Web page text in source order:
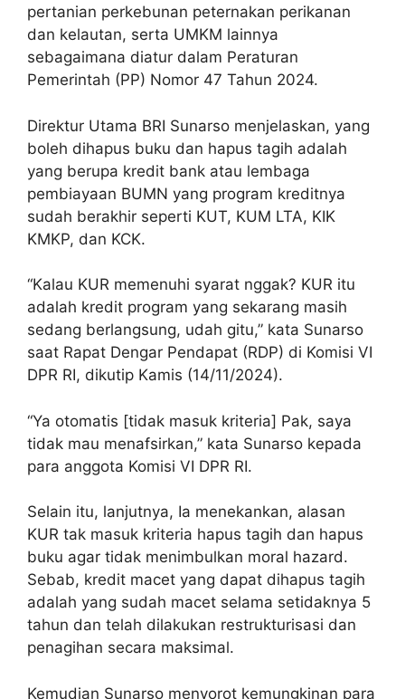
pertanian perkebunan peternakan perikanan
dan kelautan, serta UMKM lainnya
sebagaimana diatur dalam Peraturan
Pemerintah (PP) Nomor 47 Tahun 2024.
Direktur Utama BRI Sunarso menjelaskan, yang
boleh dihapus buku dan hapus tagih adalah
yang berupa kredit bank atau lembaga
pembiayaan BUMN yang program kreditnya
sudah berakhir seperti KUT, KUM LTA, KIK
KMKP, dan KCK.
“Kalau KUR memenuhi syarat nggak? KUR itu
adalah kredit program yang sekarang masih
sedang berlangsung, udah gitu,” kata Sunarso
saat Rapat Dengar Pendapat (RDP) di Komisi VI
DPR RI, dikutip Kamis (14/11/2024).
“Ya otomatis [tidak masuk kriteria] Pak, saya
tidak mau menafsirkan,” kata Sunarso kepada
para anggota Komisi VI DPR RI.
Selain itu, lanjutnya, Ia menekankan, alasan
KUR tak masuk kriteria hapus tagih dan hapus
buku agar tidak menimbulkan moral hazard.
Sebab, kredit macet yang dapat dihapus tagih
adalah yang sudah macet selama setidaknya 5
tahun dan telah dilakukan restrukturisasi dan
penagihan secara maksimal.
Kemudian Sunarso menyorot kemungkinan para